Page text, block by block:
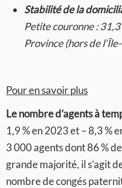
Stabilité de la
Petite couronne :
Province (hors de
Pour en savoir plus
Le nombre d’agents à
1,9 % en 2023 et – 8,3 %
3 000 agents dont 86 %
grande majorité, il s’agit
nombre de congés